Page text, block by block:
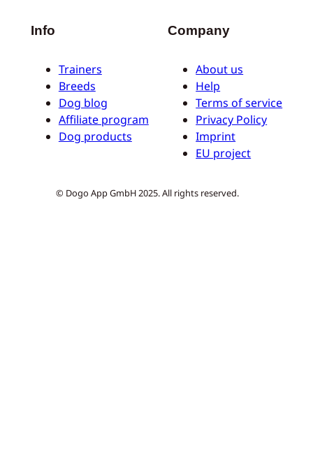
Info
Trainers
Breeds
Dog blog
Affiliate program
Dog products
Company
About us
Help
Terms of service
Privacy Policy
Imprint
EU project
© Dogo App GmbH 2025. All rights reserved.